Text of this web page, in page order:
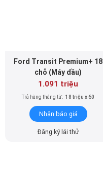
Ford Transit Premium+ 18
chỗ (Máy dầu)
1.091 triệu
Trả hàng tháng từ: 18 triệu x 60
Nhận báo giá
Đăng ký lái thử